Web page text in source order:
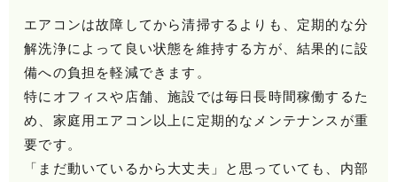
エアコンは故障してから清掃するよりも、定期的な分
解洗浄によって良い状態を維持する方が、結果的に設
備への負担を軽減できます。
特にオフィスや店舗、施設では毎日長時間稼働するた
め、家庭用エアコン以上に定期的なメンテナンスが重
要です。
「まだ動いているから大丈夫」と思っていても、内部